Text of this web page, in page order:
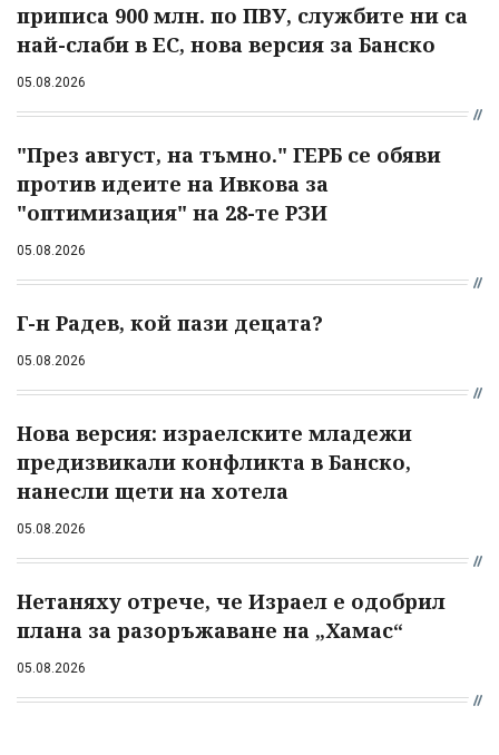
приписа 900 млн. по ПВУ, службите ни са
най-слаби в ЕС, нова версия за Банско
05.08.2026
"През август, на тъмно." ГЕРБ се обяви
против идеите на Ивкова за
"оптимизация" на 28-те РЗИ
05.08.2026
Г-н Радев, кой пази децата?
05.08.2026
Нова версия: израелските младежи
предизвикали конфликта в Банско,
нанесли щети на хотела
05.08.2026
Нетаняху отрече, че Израел е одобрил
плана за разоръжаване на „Хамас“
05.08.2026